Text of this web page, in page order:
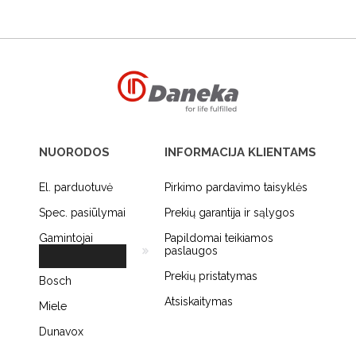
NUORODOS
El. parduotuvė
Spec. pasiūlymai
Gamintojai
Bosch
Miele
Dunavox
INFORMACIJA KLIENTAMS
Pirkimo pardavimo taisyklės
Prekių garantija ir sąlygos
Papildomai teikiamos
paslaugos
Prekių pristatymas
Atsiskaitymas